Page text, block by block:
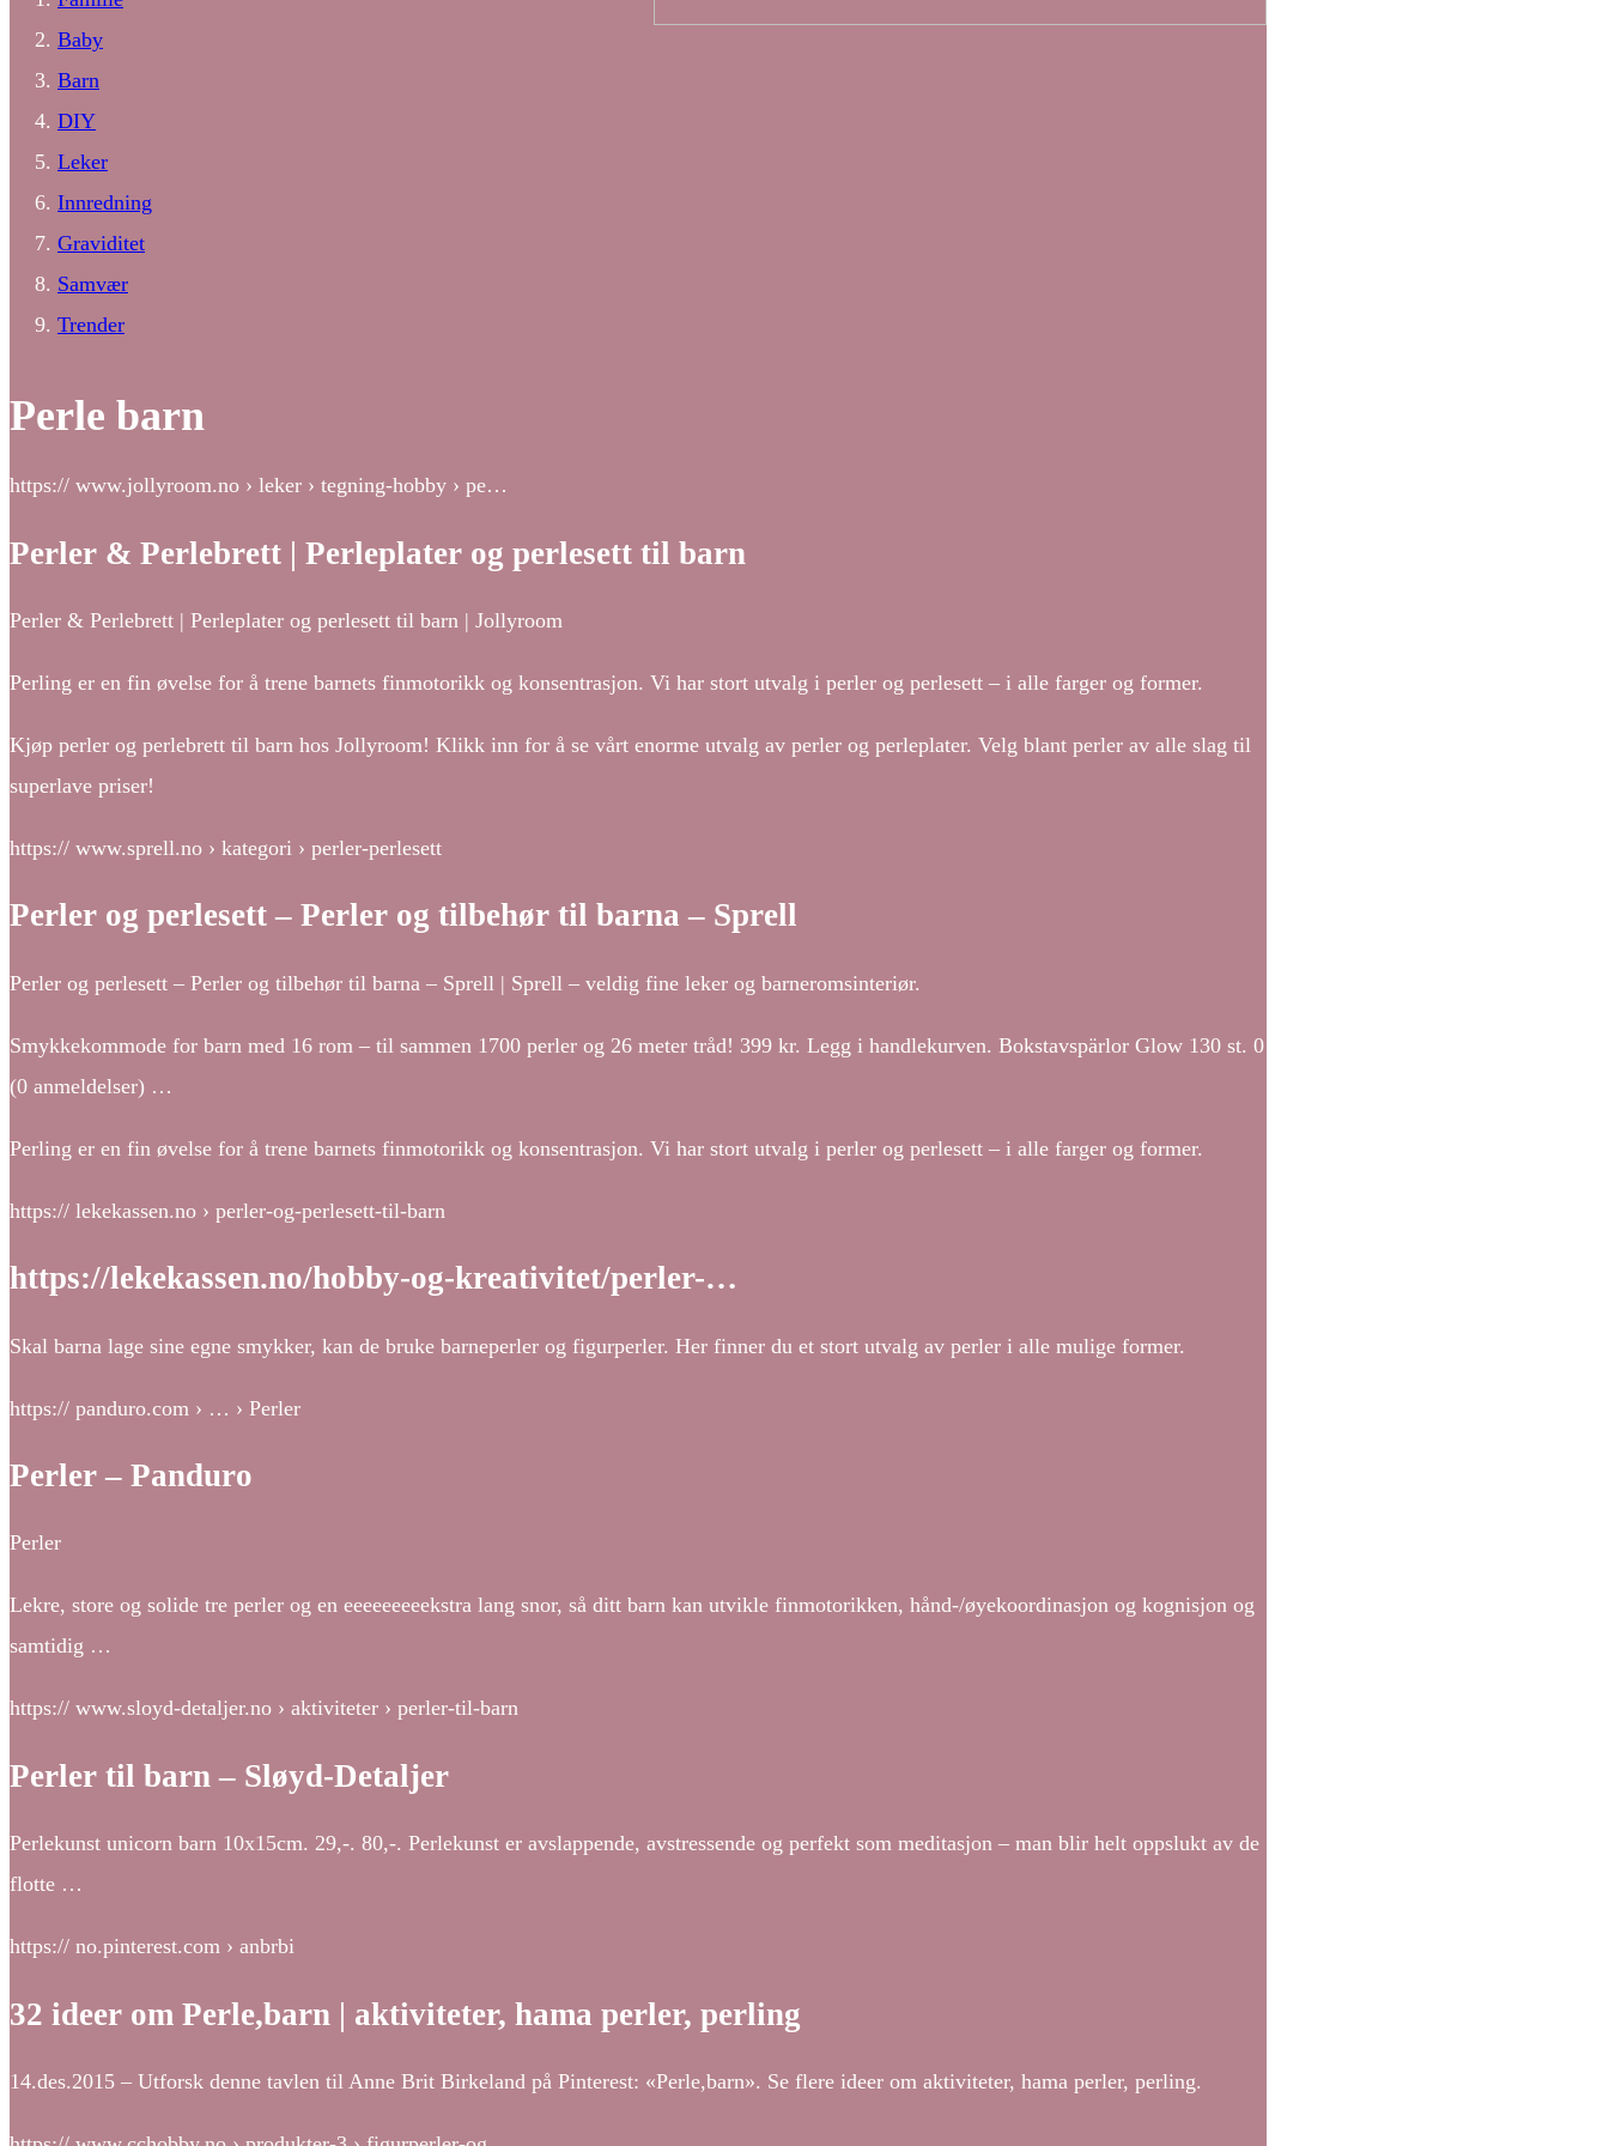
Baby
Barn
DIY
Leker
Innredning
Graviditet
Samvær
Trender
Perle barn
https:// www.jollyroom.no › leker › tegning-hobby › pe…
Perler & Perlebrett | Perleplater og perlesett til barn
Perler & Perlebrett | Perleplater og perlesett til barn | Jollyroom
Perling er en fin øvelse for å trene barnets finmotorikk og konsentrasjon. Vi har stort utvalg i perler og perlesett – i alle farger og former.
Kjøp perler og perlebrett til barn hos Jollyroom! Klikk inn for å se vårt enorme utvalg av perler og perleplater. Velg blant perler av alle slag til
superlave priser!
https:// www.sprell.no › kategori › perler-perlesett
Perler og perlesett – Perler og tilbehør til barna – Sprell
Perler og perlesett – Perler og tilbehør til barna – Sprell | Sprell – veldig fine leker og barneromsinteriør.
Smykkekommode for barn med 16 rom – til sammen 1700 perler og 26 meter tråd! 399 kr. Legg i handlekurven. Bokstavspärlor Glow 130 st. 0
(0 anmeldelser) …
Perling er en fin øvelse for å trene barnets finmotorikk og konsentrasjon. Vi har stort utvalg i perler og perlesett – i alle farger og former.
https:// lekekassen.no › perler-og-perlesett-til-barn
https://lekekassen.no/hobby-og-kreativitet/perler-…
Skal barna lage sine egne smykker, kan de bruke barneperler og figurperler. Her finner du et stort utvalg av perler i alle mulige former.
https:// panduro.com › … › Perler
Perler – Panduro
Perler
Lekre, store og solide tre perler og en eeeeeeeeekstra lang snor, så ditt barn kan utvikle finmotorikken, hånd-/øyekoordinasjon og kognisjon og
samtidig …
https:// www.sloyd-detaljer.no › aktiviteter › perler-til-barn
Perler til barn – Sløyd-Detaljer
Perlekunst unicorn barn 10x15cm. 29,-. 80,-. Perlekunst er avslappende, avstressende og perfekt som meditasjon – man blir helt oppslukt av de
flotte …
https:// no.pinterest.com › anbrbi
32 ideer om Perle,barn | aktiviteter, hama perler, perling
14.des.2015 – Utforsk denne tavlen til Anne Brit Birkeland på Pinterest: «Perle,barn». Se flere ideer om aktiviteter, hama perler, perling.